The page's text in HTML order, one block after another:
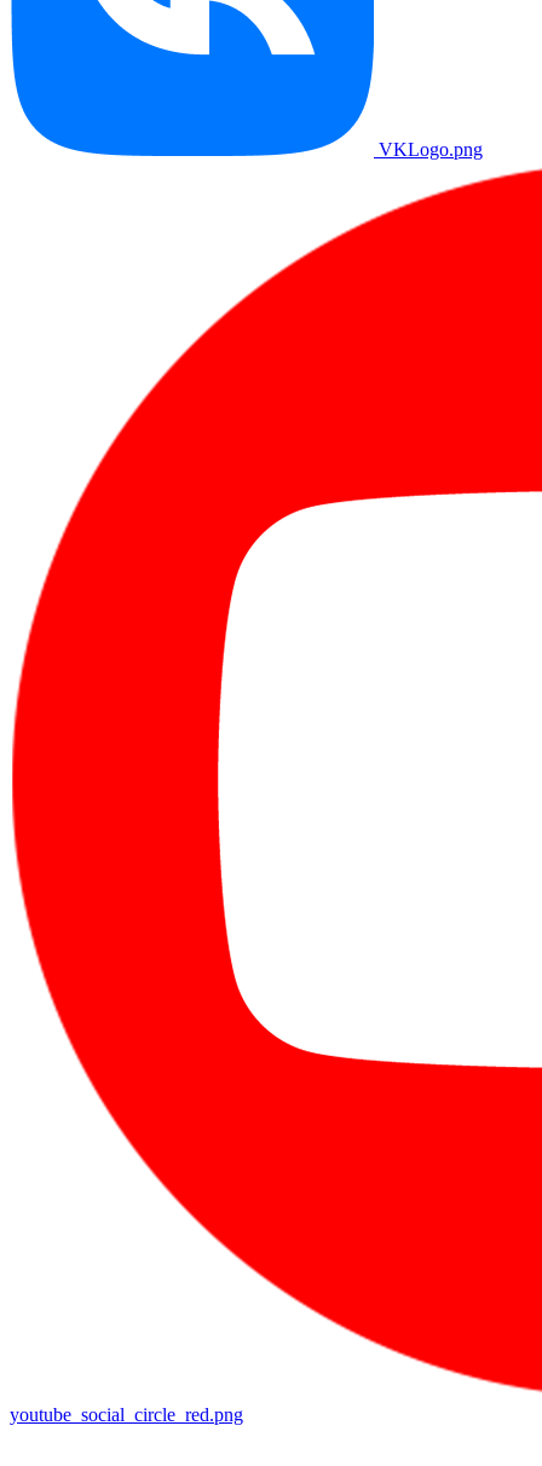
VKLogo.png
youtube_social_circle_red.png